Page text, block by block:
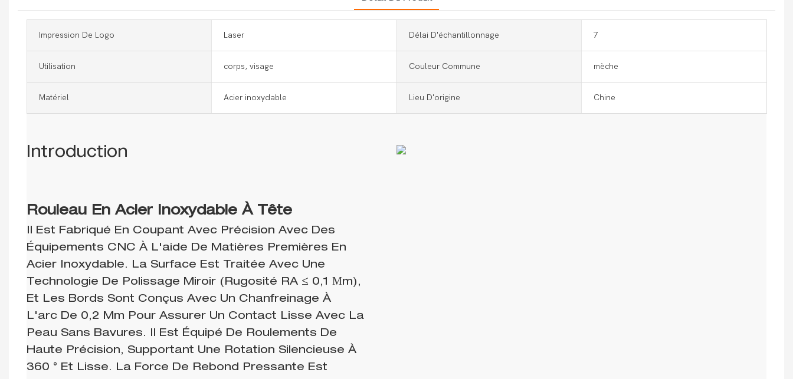
Impression De Logo Laser Délai D'échantillonnage 7
Utilisation corps, visage Couleur Commune mèche
Matériel Acier inoxydable Lieu D'origine Chine
Introduction
Rouleau En Acier Inoxydable À Tête
Il Est Fabriqué En Coupant Avec Précision Avec Des
Équipements CNC À L'aide De Matières Premières En
Acier Inoxydable. La Surface Est Traitée Avec Une
Technologie De Polissage Miroir (rugosité RA ≤ 0,1 Μm),
Et Les Bords Sont Conçus Avec Un Chanfreinage À
L'arc De 0,2 Mm Pour Assurer Un Contact Lisse Avec La
Peau Sans Bavures. Il Est Équipé De Roulements De
Haute Précision, Supportant Une Rotation Silencieuse À
360 ° Et Lisse. La Force De Rebond Pressante Est